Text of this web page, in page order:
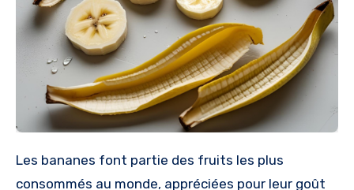
Les bananes font partie des fruits les plus
consommés au monde, appréciées pour leur goût